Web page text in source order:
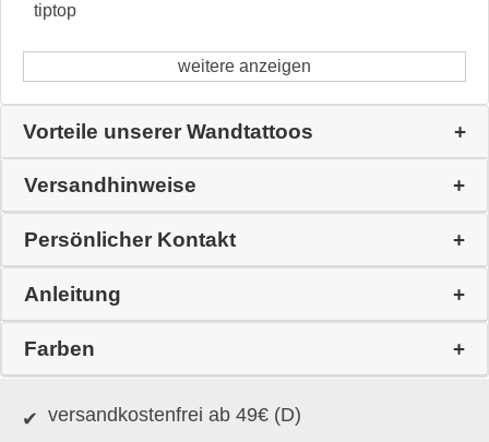
tiptop
weitere anzeigen
Vorteile unserer Wandtattoos
Versandhinweise
Persönlicher Kontakt
Anleitung
Farben
versandkostenfrei ab 49€ (D)